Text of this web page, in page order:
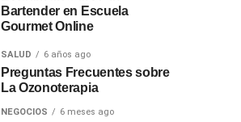
Bartender en Escuela
Gourmet Online
SALUD 6 años ago
Preguntas Frecuentes sobre
La Ozonoterapia
NEGOCIOS 6 meses ago